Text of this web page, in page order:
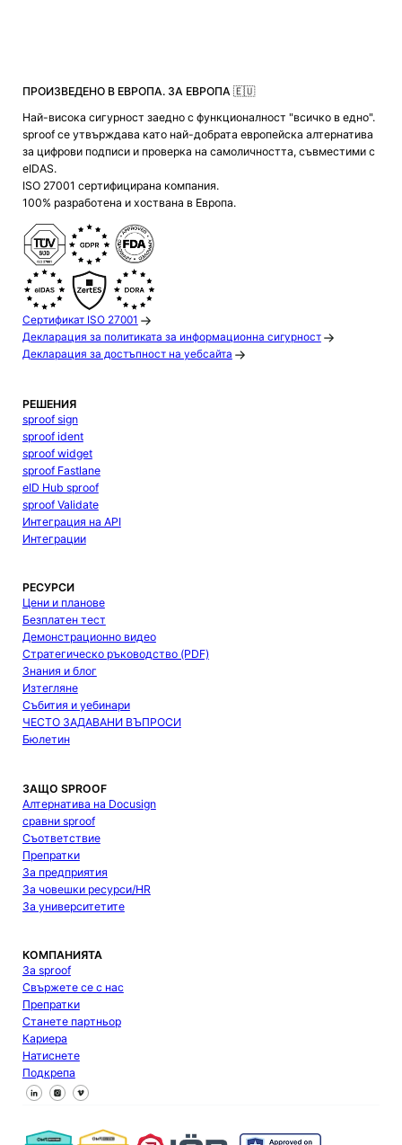
ПРОИЗВЕДЕНО В ЕВРОПА. ЗА ЕВРОПА 🇪🇺
Най-висока сигурност заедно с функционалност "всичко в едно".
sproof се утвърждава като най-добрата европейска алтернатива
за цифрови подписи и проверка на самоличността, съвместими с
eIDAS.
ISO 27001 сертифицирана компания.
100% разработена и хоствана в Европа.
Сертификат ISO 27001
Декларация за политиката за информационна сигурност
Декларация за достъпност на уебсайта
РЕШЕНИЯ
sproof sign
sproof ident
sproof widget
sproof Fastlane
eID Hub sproof
sproof Validate
Интеграция на API
Интеграции
РЕСУРСИ
Цени и планове
Безплатен тест
Демонстрационно видео
Стратегическо ръководство (PDF)
Знания и блог
Изтегляне
Събития и уебинари
ЧЕСТО ЗАДАВАНИ ВЪПРОСИ
Бюлетин
ЗАЩО SPROOF
Алтернатива на Docusign
сравни sproof
Съответствие
Препратки
За предприятия
За човешки ресурси/HR
За университетите
КОМПАНИЯТА
За sproof
Свържете се с нас
Препратки
Станете партньор
Кариера
Натиснете
Подкрепа
Следвайте ни във Facebook
Следвайте ни в X
Следвайте ни в LinkedIn